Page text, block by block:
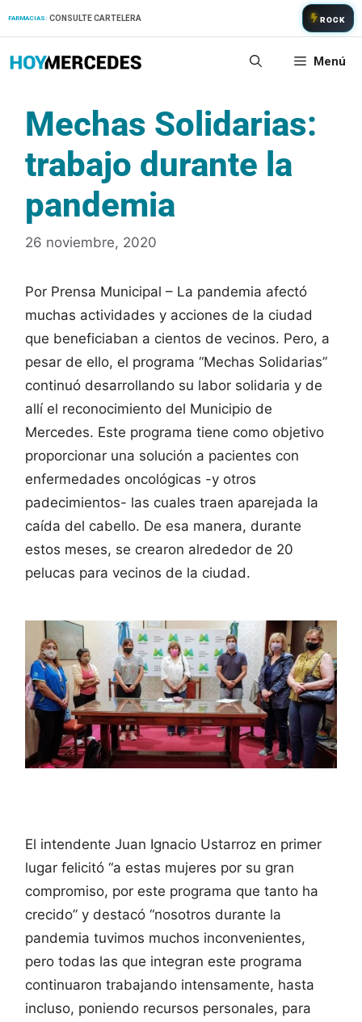
FARMACIAS: CONSULTE CARTELERA ROCK
Menú
Mechas Solidarias:
trabajo durante la
pandemia
26 noviembre, 2020
Por Prensa Municipal – La pandemia afectó
muchas actividades y acciones de la ciudad
que beneficiaban a cientos de vecinos. Pero, a
pesar de ello, el programa “Mechas Solidarias”
continuó desarrollando su labor solidaria y de
allí el reconocimiento del Municipio de
Mercedes. Este programa tiene como objetivo
proporcionar una solución a pacientes con
enfermedades oncológicas -y otros
padecimientos- las cuales traen aparejada la
caída del cabello. De esa manera, durante
estos meses, se crearon alrededor de 20
pelucas para vecinos de la ciudad.
El intendente Juan Ignacio Ustarroz en primer
lugar felicitó “a estas mujeres por su gran
compromiso, por este programa que tanto ha
crecido” y destacó “nosotros durante la
pandemia tuvimos muchos inconvenientes,
pero todas las que integran este programa
continuaron trabajando intensamente, hasta
incluso, poniendo recursos personales, para